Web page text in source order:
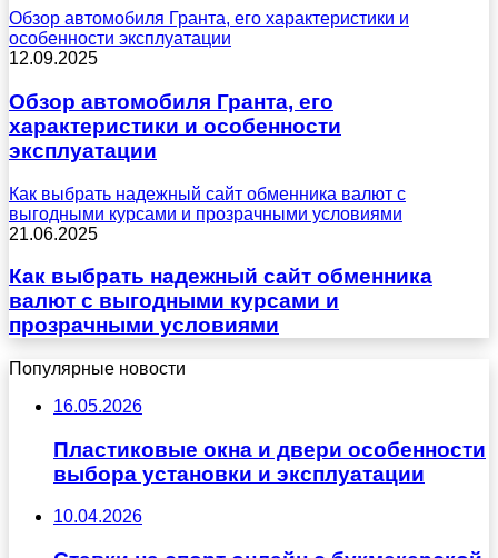
Обзор автомобиля Гранта, его характеристики и
особенности эксплуатации
12.09.2025
Обзор автомобиля Гранта, его
характеристики и особенности
эксплуатации
Как выбрать надежный сайт обменника валют с
выгодными курсами и прозрачными условиями
21.06.2025
Как выбрать надежный сайт обменника
валют с выгодными курсами и
прозрачными условиями
Популярные новости
16.05.2026
Пластиковые окна и двери особенности
выбора установки и эксплуатации
10.04.2026